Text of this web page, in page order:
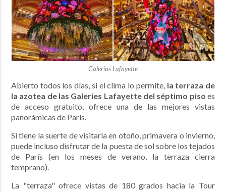
Galerías Lafayette
Abierto todos los días, si el clima lo permite, la terraza de
la azotea de las Galeries Lafayette del séptimo piso es
de acceso gratuito, ofrece una de las mejores vistas
panorámicas de París.
Si tiene la suerte de visitarla en otoño, primavera o invierno,
puede incluso disfrutar de la puesta de sol sobre los tejados
de París (en los meses de verano, la terraza cierra
temprano).
La "terraza" ofrece vistas de 180 grados hacia la Tour